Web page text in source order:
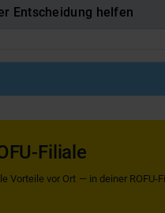
Entscheidung helfen
Filiale
Vorteile vor Ort — in deiner ROFU-